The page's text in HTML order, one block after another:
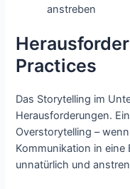
anstreben
Practices
Das Storytelling im
Herausforderungen.
Overstorytelling –
Kommunikation in
unnatürlich und